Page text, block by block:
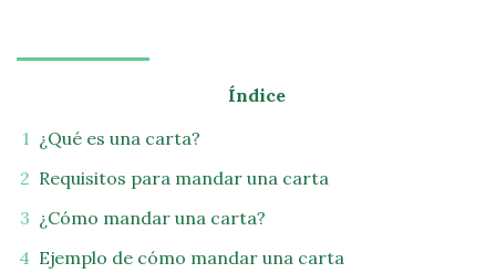
Índice
¿Qué es una carta?
Requisitos para mandar una carta
¿Cómo mandar una carta?
Ejemplo de cómo mandar una carta